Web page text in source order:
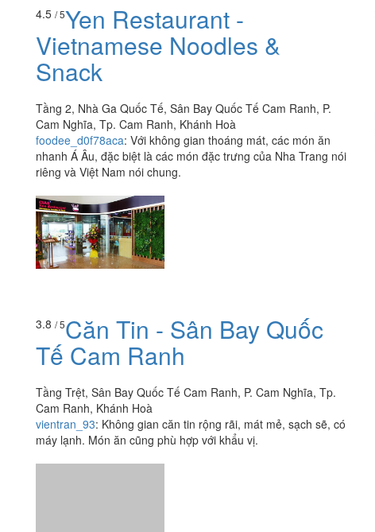
4.5 / 5Yen Restaurant -
Vietnamese Noodles &
Snack
Tầng 2, Nhà Ga Quốc Tế, Sân Bay Quốc Tế Cam Ranh, P.
Cam Nghĩa, Tp. Cam Ranh, Khánh Hoà
foodee_d0f78aca: Với không gian thoáng mát, các món ăn
nhanh Á Âu, đặc biệt là các món đặc trưng của Nha Trang nói
riêng và Việt Nam nói chung.
3.8 / 5Căn Tin - Sân Bay Quốc
Tế Cam Ranh
Tầng Trệt, Sân Bay Quốc Tế Cam Ranh, P. Cam Nghĩa, Tp.
Cam Ranh, Khánh Hoà
vientran_93: Không gian căn tin rộng rãi, mát mẻ, sạch sẽ, có
máy lạnh. Món ăn cũng phù hợp với khẩu vị.